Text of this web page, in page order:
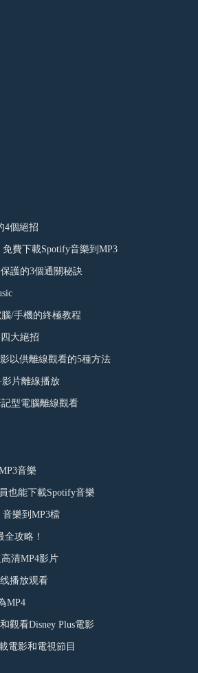
4個絕招
費下載Spotify音樂到MP3
護的3個通關秘訣
/手機的終極教程
大絕招
以供離線觀看的5種方法
影片離線播放
型電腦離線觀看
音樂
也能下載Spotify音樂
音樂到MP3檔
全攻略！
高清MP4影片
播放观看
MP4
觀看Disney Plus電影
電影和電視節目